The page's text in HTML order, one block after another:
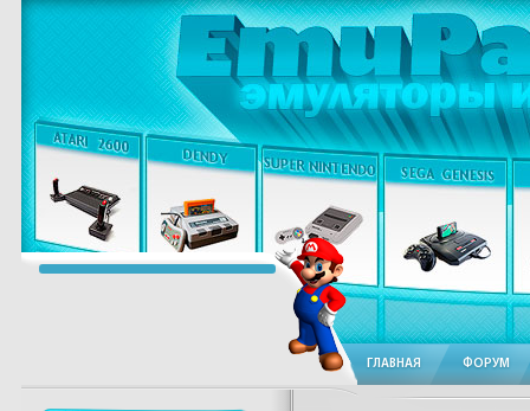
ГЛАВНАЯ ФОРУМ